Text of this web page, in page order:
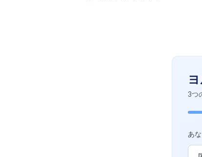
3つ
あ